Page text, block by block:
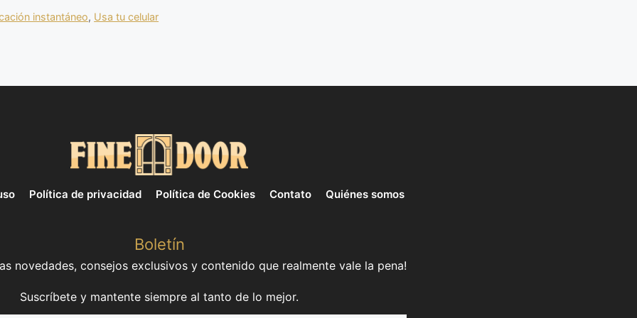
instantáneo, Usa tu celular
Política de privacidad Política de Cookies Contato Quiénes somos
Boletín
novedades, consejos exclusivos y contenido que realmente vale la pena!
Suscríbete y mantente siempre al tanto de lo mejor.